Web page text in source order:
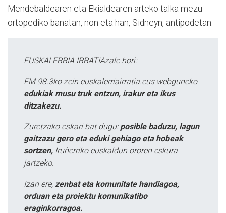
Mendebaldearen eta Ekialdearen arteko talka mezu
ortopediko banatan, non eta han, Sidneyn, antipodetan.
EUSKALERRIA IRRATIAzale hori:
FM 98.3ko zein euskalerriairratia.eus webguneko
edukiak musu truk entzun, irakur eta ikus
ditzakezu.
Zuretzako eskari bat dugu: posible baduzu, lagun
gaitzazu gero eta eduki gehiago eta hobeak
sortzen, Iruñerriko euskaldun ororen eskura
jartzeko.
Izan ere, zenbat eta komunitate handiagoa,
orduan eta proiektu komunikatibo
eraginkorragoa.